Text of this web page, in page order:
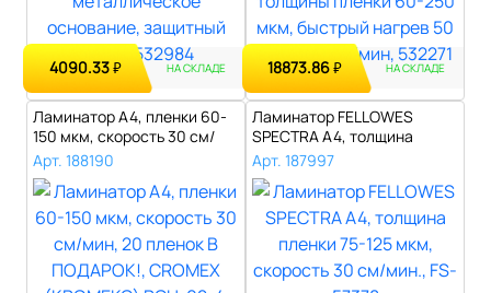
4090.33₽ НА СКЛАДЕ 18873.86₽ НА СКЛАДЕ
Ламинатор А4, пленки 60-
150 мкм, скорость 30 см/
мин, 20..
Арт. 188190
Ламинатор FELLOWES
SPECTRA A4, толщина
пленки 75-125 мк..
Арт. 187997